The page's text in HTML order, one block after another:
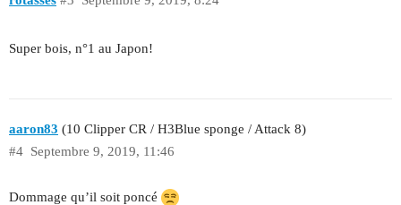
Super bois, n°1 au Japon!
aaron83 (10 Clipper CR / H3Blue sponge / Attack 8)
Septembre 9, 2019, 11:46
#4
Dommage qu’il soit poncé